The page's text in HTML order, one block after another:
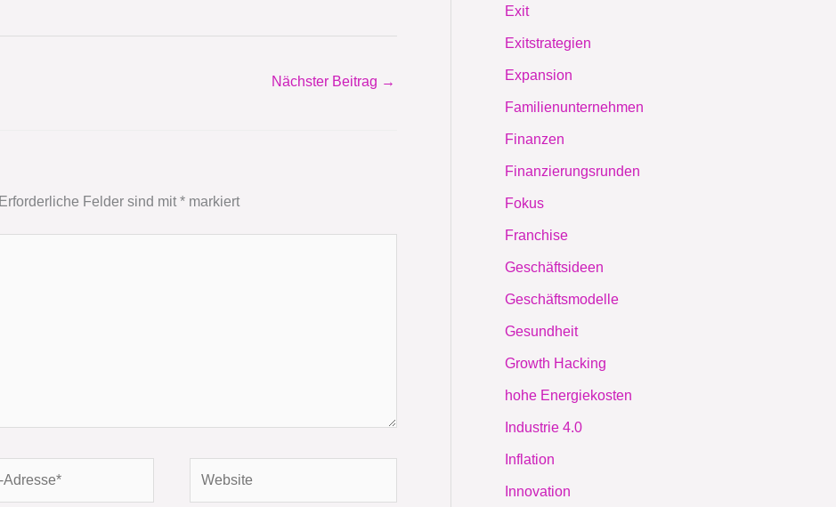
Nächster Beitrag →
Erforderliche Felder sind mit * markiert
Exit
Exitstrategien
Expansion
Familienunternehmen
Finanzen
Finanzierungsrunden
Fokus
Franchise
Geschäftsideen
Geschäftsmodelle
Gesundheit
Growth Hacking
hohe Energiekosten
Industrie 4.0
Inflation
Innovation